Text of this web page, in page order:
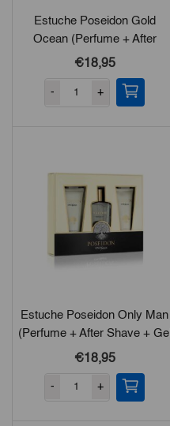
Estuche Poseidon Gold
Ocean (Perfume + After
Shave + Gel De Ducha)
€18,95
- +
Estuche Poseidon Only Man
(Perfume + After Shave + Gel
De Ducha)
€18,95
- +